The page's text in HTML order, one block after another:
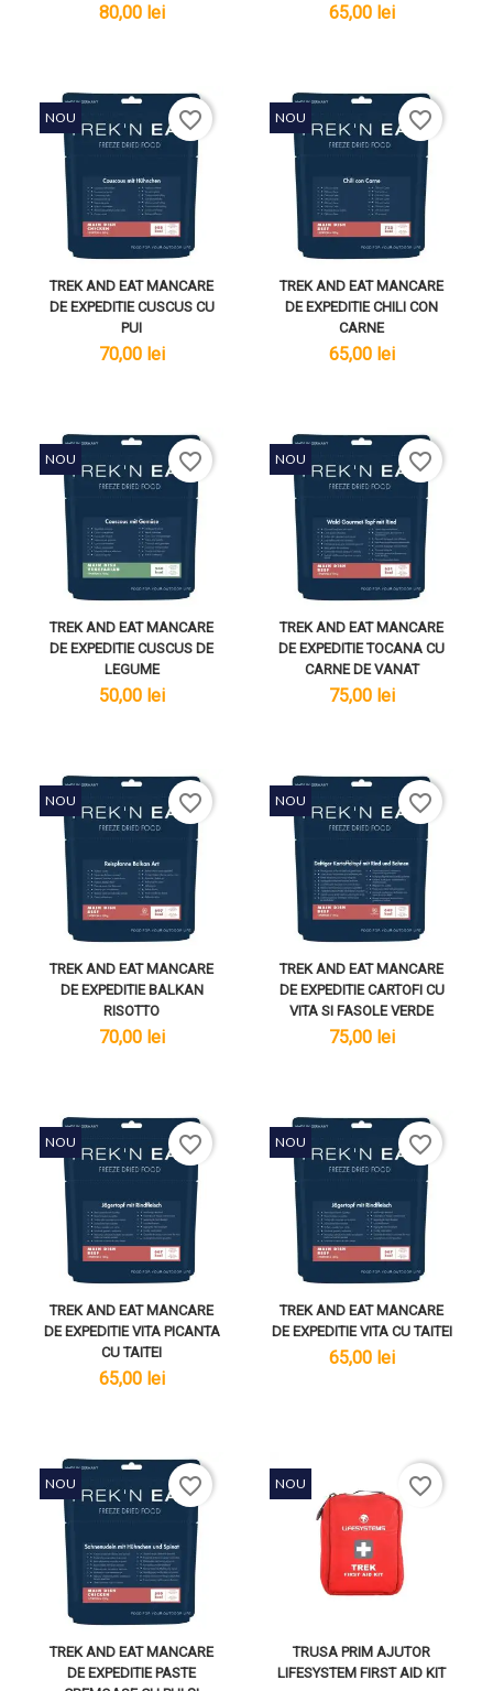
lei
80,00 lei lei
65,00 lei
TREK AND EAT MANCARE
DE EXPEDITIE CUSCUS CU
PUI
lei
70,00 lei
NOU favorite_border
TREK AND EAT MANCARE
DE EXPEDITIE CHILI CON
CARNE
lei
65,00 lei
NOU favorite_border
TREK AND EAT MANCARE
DE EXPEDITIE CUSCUS DE
LEGUME
lei
50,00 lei
NOU favorite_border
TREK AND EAT MANCARE
DE EXPEDITIE TOCANA CU
CARNE DE VANAT
lei
75,00 lei
NOU favorite_border
TREK AND EAT MANCARE
DE EXPEDITIE BALKAN
RISOTTO
lei
70,00 lei
NOU favorite_border
TREK AND EAT MANCARE
DE EXPEDITIE CARTOFI CU
VITA SI FASOLE VERDE
lei
75,00 lei
NOU favorite_border
TREK AND EAT MANCARE
DE EXPEDITIE VITA PICANTA
CU TAITEI
lei
65,00 lei
NOU favorite_border
TREK AND EAT MANCARE
DE EXPEDITIE VITA CU TAITEI
lei
65,00 lei
NOU favorite_border
TREK AND EAT MANCARE
DE EXPEDITIE PASTE
NOU favorite_border
TRUSA PRIM AJUTOR
LIFESYSTEM FIRST AID KIT
NOU favorite_border